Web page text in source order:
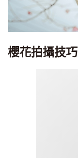
櫻花拍攝技巧